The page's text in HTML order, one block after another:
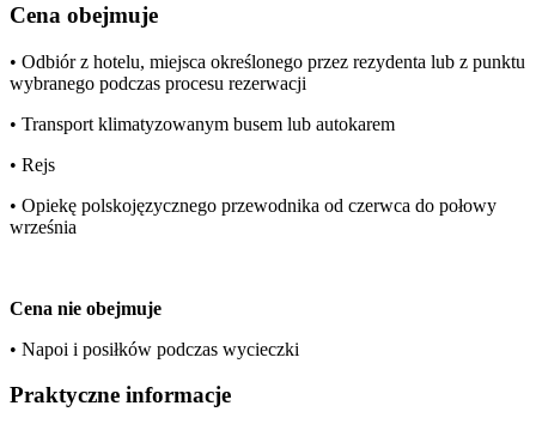
Cena obejmuje
• Odbiór z hotelu, miejsca określonego przez rezydenta lub z punktu
wybranego podczas procesu rezerwacji
• Transport klimatyzowanym busem lub autokarem
• Rejs
• Opiekę polskojęzycznego przewodnika od czerwca do połowy
września
Cena nie obejmuje
• Napoi i posiłków podczas wycieczki
Praktyczne informacje